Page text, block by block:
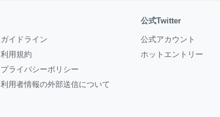
ガイドライン
利用規約
プライバシーポリシー
利用者情報の外部送信について
公式Twitter
公式アカウント
ホットエントリー